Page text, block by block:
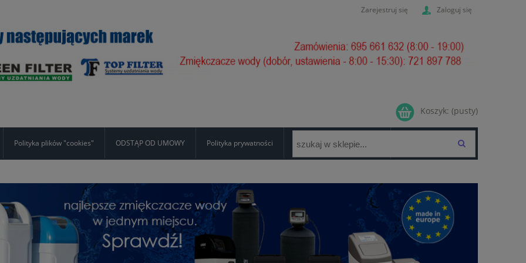
Zarejestruj się Zaloguj się
Koszyk: (pusty)
Polityka plików "cookies" ODSTĄP OD UMOWY Polityka prywatności GWARANCJA/FORMULARZ